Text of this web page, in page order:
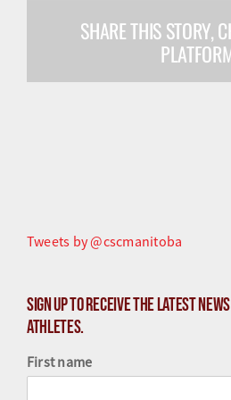
Olympiens et paralympiens
Quoi de neuf
SHARE THIS STORY,
Tweets by @cscmanitoba
Sign up to receive the latest news
athletes.
First name